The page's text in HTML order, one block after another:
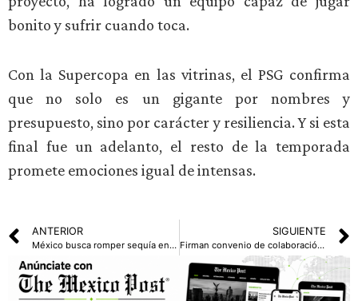
bonito y sufrir cuando toca.
Con la Supercopa en las vitrinas, el PSG confirma
que no solo es un gigante por nombres y
presupuesto, sino por carácter y resiliencia. Y si esta
final fue un adelanto, el resto de la temporada
promete emociones igual de intensas.
ANTERIOR
México busca romper sequía en la Serie Mundial de Pequeñas Ligas 2025
SIGUIENTE
Firman convenio de colaboración Centro Histórico CDMX y Cámara de Comercio italiana